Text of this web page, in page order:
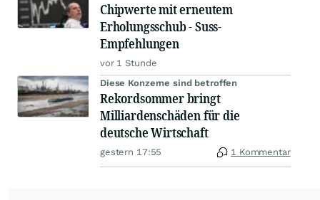
Chipwerte mit erneutem
Erholungsschub - Suss-
Empfehlungen
vor 1 Stunde
Diese Konzerne sind betroffen
Rekordsommer bringt
Milliardenschäden für die
deutsche Wirtschaft
gestern 17:55 1 Kommentar